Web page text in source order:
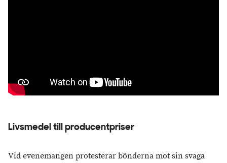
Livsmedel till producentpriser
Vid evenemangen protesterar bönderna mot sin svaga